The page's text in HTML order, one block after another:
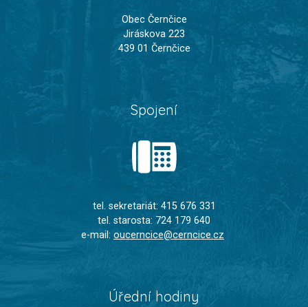
Obec Černčice
Jiráskova 223
439 01 Černčice
Spojení
tel. sekretariát: 415 676 331
tel. starosta: 724 179 640
e-mail: oucerncice@cerncice.cz
Úřední hodiny